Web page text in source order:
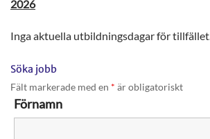
2026
Inga aktuella utbildningsdagar för tillfället.
Söka jobb
Fält markerade med en * är obligatoriskt
Förnamn